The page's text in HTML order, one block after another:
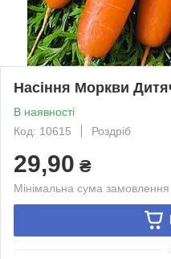
Насіння Моркви
В наявності
Код: 10615
Роздріб
29,90 ₴
Мінімальна сума